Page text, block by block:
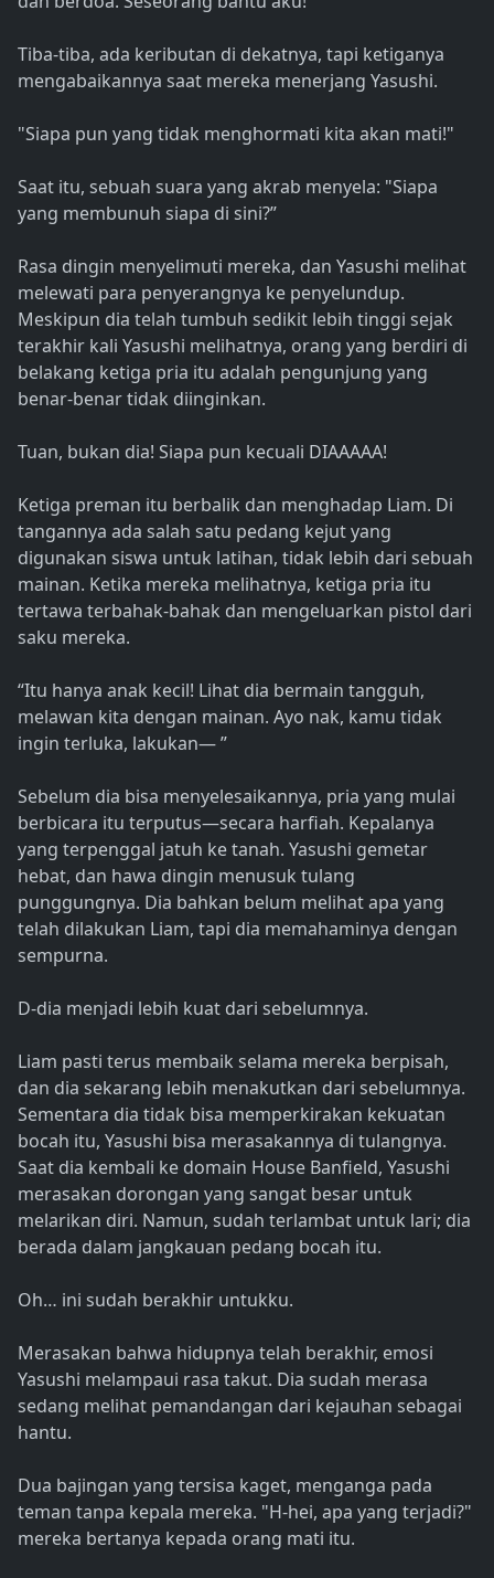
Tiba-tiba, ada keributan di dekatnya, tapi ketiganya
mengabaikannya saat mereka menerjang Yasushi.
"Siapa pun yang tidak menghormati kita akan mati!"
Saat itu, sebuah suara yang akrab menyela: "Siapa
yang membunuh siapa di sini?”
Rasa dingin menyelimuti mereka, dan Yasushi melihat
melewati para penyerangnya ke penyelundup.
Meskipun dia telah tumbuh sedikit lebih tinggi sejak
terakhir kali Yasushi melihatnya, orang yang berdiri di
belakang ketiga pria itu adalah pengunjung yang
benar-benar tidak diinginkan.
Tuan, bukan dia! Siapa pun kecuali DIAAAAA!
Ketiga preman itu berbalik dan menghadap Liam. Di
tangannya ada salah satu pedang kejut yang
digunakan siswa untuk latihan, tidak lebih dari sebuah
mainan. Ketika mereka melihatnya, ketiga pria itu
tertawa terbahak-bahak dan mengeluarkan pistol dari
saku mereka.
“Itu hanya anak kecil! Lihat dia bermain tangguh,
melawan kita dengan mainan. Ayo nak, kamu tidak
ingin terluka, lakukan— ”
Sebelum dia bisa menyelesaikannya, pria yang mulai
berbicara itu terputus—secara harfiah. Kepalanya
yang terpenggal jatuh ke tanah. Yasushi gemetar
hebat, dan hawa dingin menusuk tulang
punggungnya. Dia bahkan belum melihat apa yang
telah dilakukan Liam, tapi dia memahaminya dengan
sempurna.
D-dia menjadi lebih kuat dari sebelumnya.
Liam pasti terus membaik selama mereka berpisah,
dan dia sekarang lebih menakutkan dari sebelumnya.
Sementara dia tidak bisa memperkirakan kekuatan
bocah itu, Yasushi bisa merasakannya di tulangnya.
Saat dia kembali ke domain House Banfield, Yasushi
merasakan dorongan yang sangat besar untuk
melarikan diri. Namun, sudah terlambat untuk lari; dia
berada dalam jangkauan pedang bocah itu.
Oh… ini sudah berakhir untukku.
Merasakan bahwa hidupnya telah berakhir, emosi
Yasushi melampaui rasa takut. Dia sudah merasa
sedang melihat pemandangan dari kejauhan sebagai
hantu.
Dua bajingan yang tersisa kaget, menganga pada
teman tanpa kepala mereka. "H-hei, apa yang terjadi?"
mereka bertanya kepada orang mati itu.